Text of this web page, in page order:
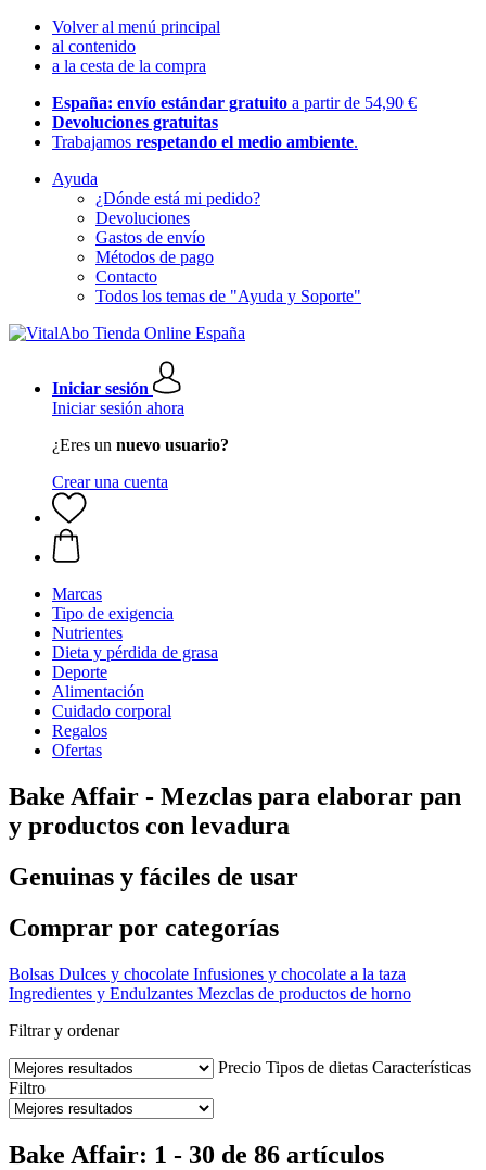
Volver al menú principal
al contenido
a la cesta de la compra
España: envío estándar gratuito a partir de 54,90 €
Devoluciones gratuitas
Trabajamos respetando el medio ambiente.
Ayuda
¿Dónde está mi pedido?
Devoluciones
Gastos de envío
Métodos de pago
Contacto
Todos los temas de "Ayuda y Soporte"
Iniciar sesión
Iniciar sesión ahora
¿Eres un nuevo usuario?
Crear una cuenta
Marcas
Tipo de exigencia
Nutrientes
Dieta y pérdida de grasa
Deporte
Alimentación
Cuidado corporal
Regalos
Ofertas
Bake Affair - Mezclas para elaborar pan
y productos con levadura
Genuinas y fáciles de usar
Comprar por categorías
Bolsas Dulces y chocolate Infusiones y chocolate a la taza
Ingredientes y Endulzantes Mezclas de productos de horno
Filtrar y ordenar
Precio Tipos de dietas Características
Filtro
Bake Affair: 1 - 30 de 86 artículos